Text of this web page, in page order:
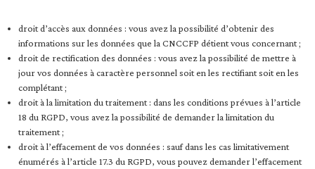
droit d’accès aux données : vous avez la possibilité d’obtenir des
informations sur les données que la CNCCFP détient vous concernant ;
droit de rectification des données : vous avez la possibilité de mettre à
jour vos données à caractère personnel soit en les rectifiant soit en les
complétant ;
droit à la limitation du traitement : dans les conditions prévues à l’article
18 du RGPD, vous avez la possibilité de demander la limitation du
traitement ;
droit à l’effacement de vos données : sauf dans les cas limitativement
énumérés à l’article 17.3 du RGPD, vous pouvez demander l’effacement